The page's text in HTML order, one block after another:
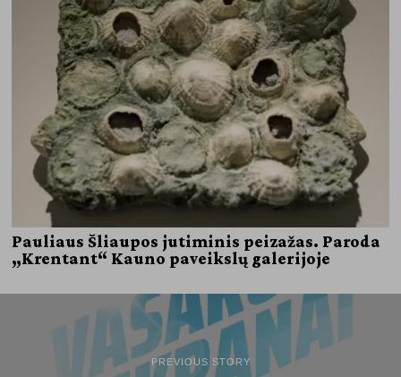
Pauliaus Šliaupos jutiminis peizažas. Paroda
„Krentant“ Kauno paveikslų galerijoje
PREVIOUS STORY